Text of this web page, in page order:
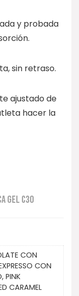
y probada
sin retraso.
ajustado de
hacer la
GEL C30
CON
CON
PINK
CARAMEL